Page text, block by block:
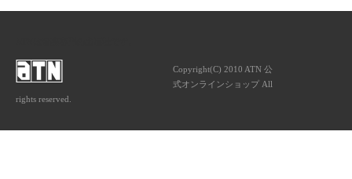
Copyright(C) 2010 ATN 公
式オンラインショップ All
rights reserved.